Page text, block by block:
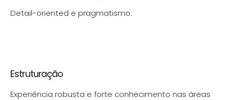
Detail-oriented e pragmatismo.
Estruturação
Experiência robusta e forte conhecimento nas áreas